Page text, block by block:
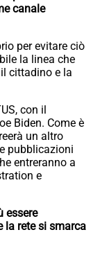
canale
per evitare ciò
la linea che
cittadino e la
con il
Biden. Come è
un altro
pubblicazioni
entreranno a
e
essere
la rete si smarca